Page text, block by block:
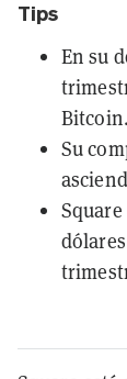
Tips
En su
Bitcoin.
Su